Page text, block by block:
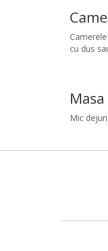
cu dus
Mic dejun.